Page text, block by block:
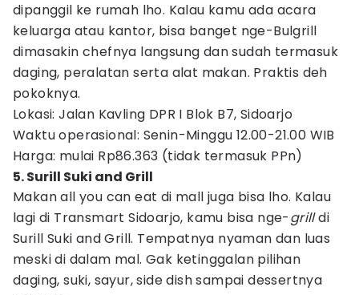
dipanggil ke rumah lho. Kalau kamu ada acara
keluarga atau kantor, bisa banget nge-Bulgrill
dimasakin chefnya langsung dan sudah termasuk
daging, peralatan serta alat makan. Praktis deh
pokoknya.
Lokasi: Jalan Kavling DPR I Blok B7, Sidoarjo
Waktu operasional: Senin-Minggu 12.00-21.00 WIB
Harga: mulai Rp86.363 (tidak termasuk PPn)
5. Surill Suki and Grill
Makan all you can eat di mall juga bisa lho. Kalau
lagi di Transmart Sidoarjo, kamu bisa nge-grilldi
Surill Suki and Grill. Tempatnya nyaman dan luas
meski di dalam mal. Gak ketinggalan pilihan
daging, suki, sayur, side dish sampai dessertnya